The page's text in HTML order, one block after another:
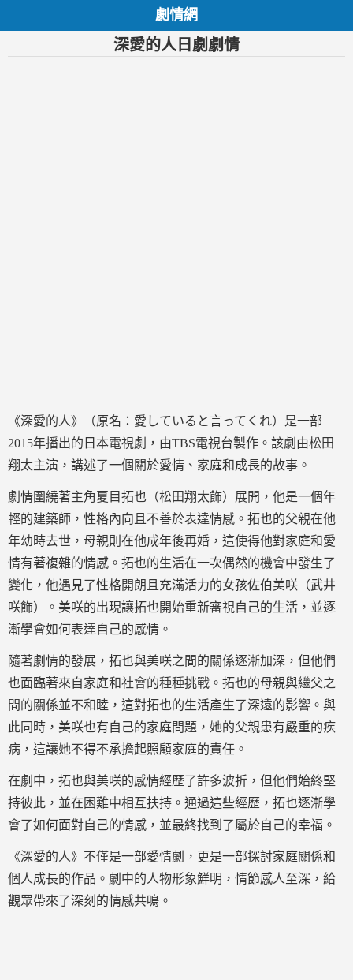
劇情網
深愛的人日劇劇情
《深愛的人》（原名：愛していると言ってくれ）是一部
2015年播出的日本電視劇，由TBS電視台製作。該劇由松田
翔太主演，講述了一個關於愛情、家庭和成長的故事。
劇情圍繞著主角夏目拓也（松田翔太飾）展開，他是一個年
輕的建築師，性格內向且不善於表達情感。拓也的父親在他
年幼時去世，母親則在他成年後再婚，這使得他對家庭和愛
情有著複雜的情感。拓也的生活在一次偶然的機會中發生了
變化，他遇見了性格開朗且充滿活力的女孩佐伯美咲（武井
咲飾）。美咲的出現讓拓也開始重新審視自己的生活，並逐
漸學會如何表達自己的感情。
隨著劇情的發展，拓也與美咲之間的關係逐漸加深，但他們
也面臨著來自家庭和社會的種種挑戰。拓也的母親與繼父之
間的關係並不和睦，這對拓也的生活產生了深遠的影響。與
此同時，美咲也有自己的家庭問題，她的父親患有嚴重的疾
病，這讓她不得不承擔起照顧家庭的責任。
在劇中，拓也與美咲的感情經歷了許多波折，但他們始終堅
持彼此，並在困難中相互扶持。通過這些經歷，拓也逐漸學
會了如何面對自己的情感，並最終找到了屬於自己的幸福。
《深愛的人》不僅是一部愛情劇，更是一部探討家庭關係和
個人成長的作品。劇中的人物形象鮮明，情節感人至深，給
觀眾帶來了深刻的情感共鳴。